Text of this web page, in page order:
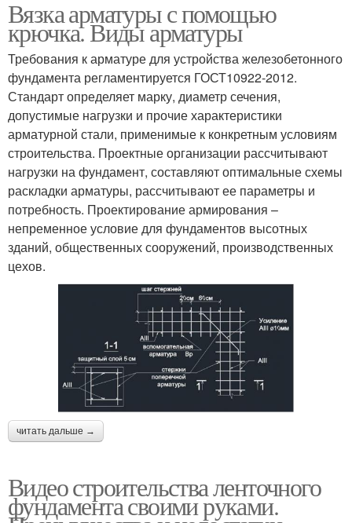
Вязка арматуры с помощью
крючка. Виды арматуры
Требования к арматуре для устройства железобетонного
фундамента регламентируется ГОСТ10922-2012.
Стандарт определяет марку, диаметр сечения,
допустимые нагрузки и прочие характеристики
арматурной стали, применимые к конкретным условиям
строительства. Проектные организации рассчитывают
нагрузки на фундамент, составляют оптимальные схемы
раскладки арматуры, рассчитывают ее параметры и
потребность. Проектирование армирования –
непременное условие для фундаментов высотных
зданий, общественных сооружений, производственных
цехов.
читать дальше →
Видео строительства ленточного
фундамента своими руками.